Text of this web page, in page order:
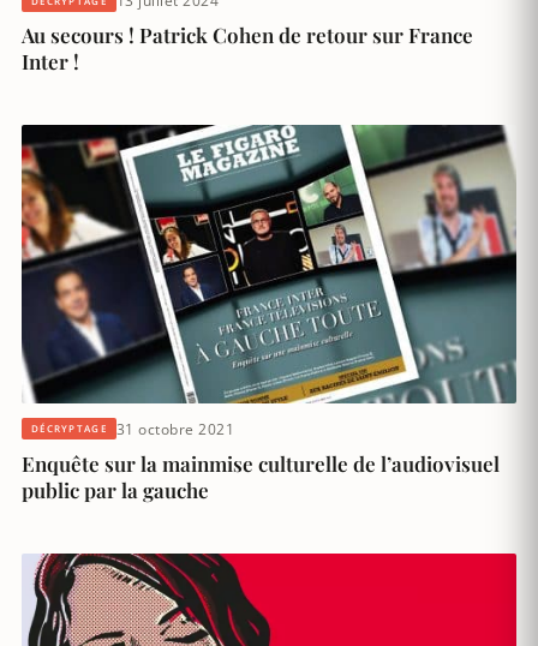
Au secours ! Patrick Cohen de retour sur France
Inter !
DÉCRYPTAGE 31 octobre 2021
Enquête sur la mainmise culturelle de l’audiovisuel
public par la gauche